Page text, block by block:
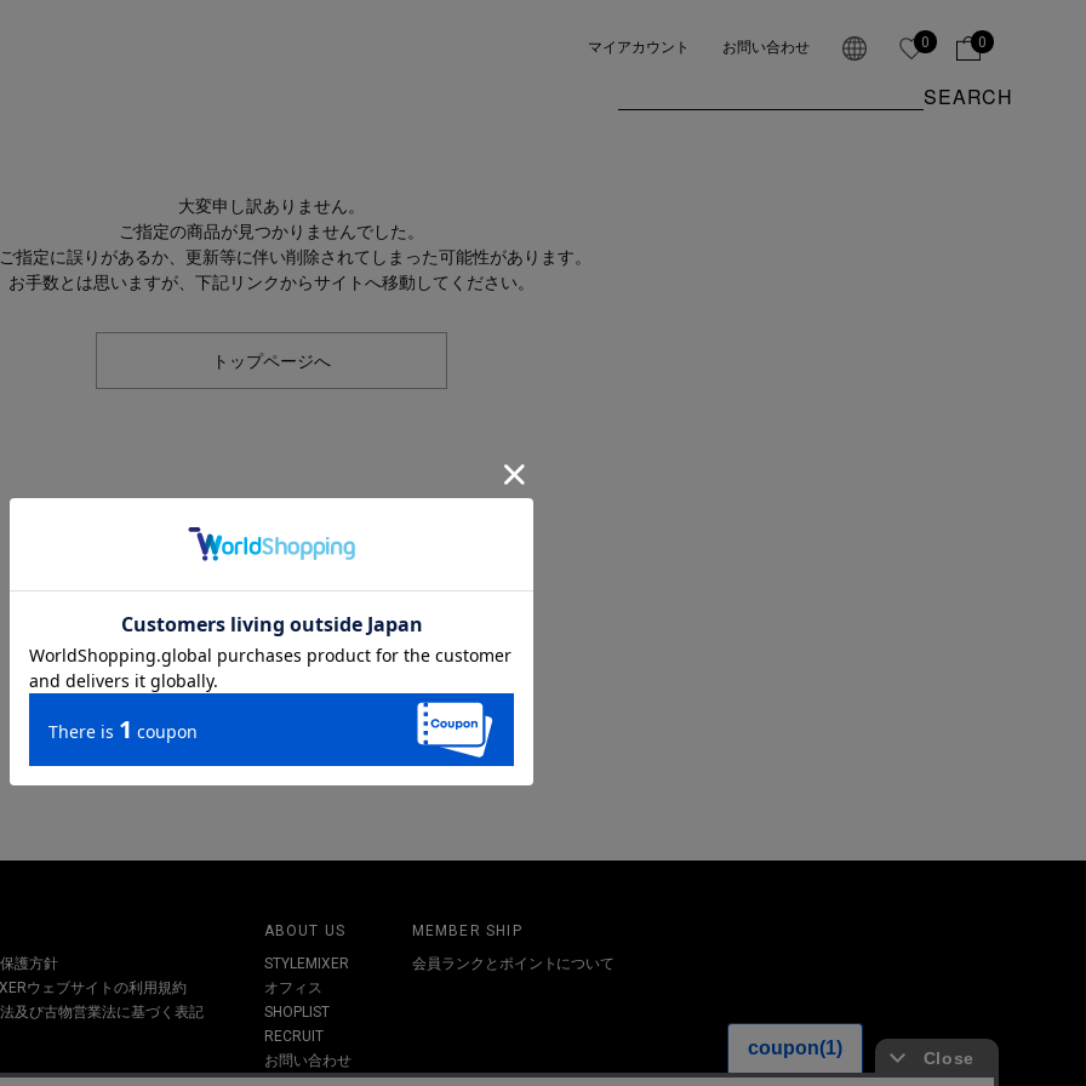
マイアカウント お問い合わせ 0 0
SEARCH
大変申し訳ありません。
ご指定の商品が見つかりませんでした。
指定に誤りがあるか、更新等に伴い削除されてしまった可能性があります。
お手数とは思いますが、下記リンクからサイトへ移動してください。
トップページへ
護方針
ウェブサイトの利用規約
及び古物営業法に基づく表記
ABOUT US
STYLEMIXER
オフィス
SHOPLIST
RECRUIT
お問い合わせ
MEMBER SHIP
会員ランクとポイントについて